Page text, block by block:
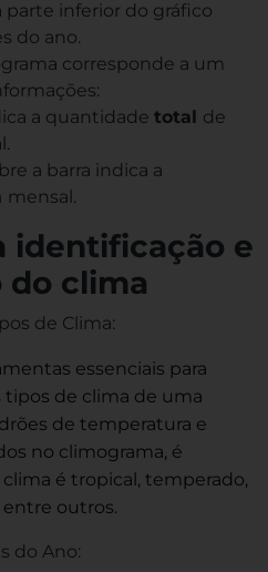
parte inferior do gráfico
do ano.
corresponde a um
a quantidade total de
a barra indica a
mensal.
identificação e
clima
de Clima:
essenciais para
tipos de clima de uma
de temperatura e
no climograma, é
é tropical, temperado,
outros.
do Ano: